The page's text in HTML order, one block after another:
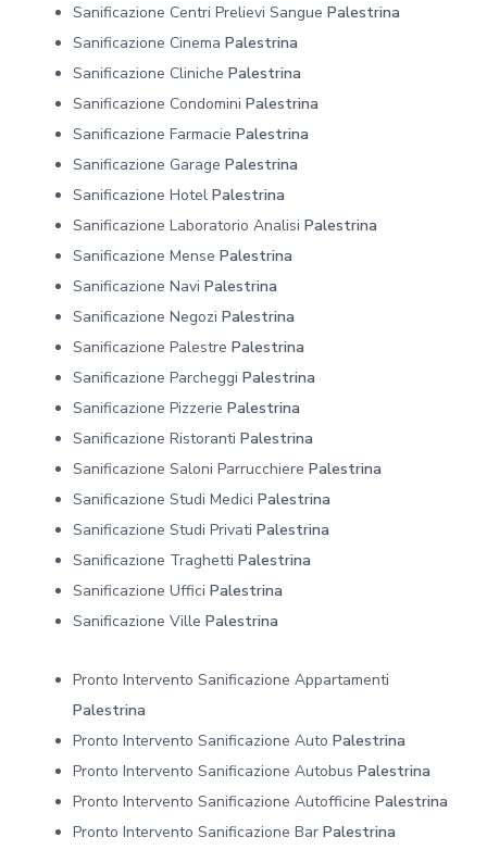
Sanificazione Centri Prelievi Sangue Palestrina
Sanificazione Cinema Palestrina
Sanificazione Cliniche Palestrina
Sanificazione Condomini Palestrina
Sanificazione Farmacie Palestrina
Sanificazione Garage Palestrina
Sanificazione Hotel Palestrina
Sanificazione Laboratorio Analisi Palestrina
Sanificazione Mense Palestrina
Sanificazione Navi Palestrina
Sanificazione Negozi Palestrina
Sanificazione Palestre Palestrina
Sanificazione Parcheggi Palestrina
Sanificazione Pizzerie Palestrina
Sanificazione Ristoranti Palestrina
Sanificazione Saloni Parrucchiere Palestrina
Sanificazione Studi Medici Palestrina
Sanificazione Studi Privati Palestrina
Sanificazione Traghetti Palestrina
Sanificazione Uffici Palestrina
Sanificazione Ville Palestrina
Pronto Intervento Sanificazione Appartamenti
Palestrina
Pronto Intervento Sanificazione Auto Palestrina
Pronto Intervento Sanificazione Autobus Palestrina
Pronto Intervento Sanificazione Autofficine Palestrina
Pronto Intervento Sanificazione Bar Palestrina